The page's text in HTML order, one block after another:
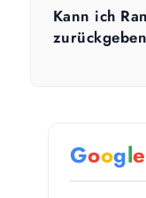
Kann ich
Google